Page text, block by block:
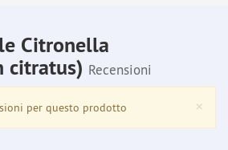
Citronella
citratus) Recensioni
×
per questo prodotto